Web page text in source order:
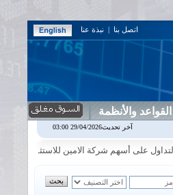
اتصل بنا | نبذة عنا
القواعد والأنظمة
اس بنك0.00
0.00%
على أسهم شركة الامين للاستثمار المالي في